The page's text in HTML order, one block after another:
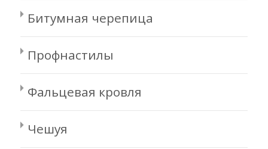
Битумная черепица
Профнастилы
Фальцевая кровля
Чешуя